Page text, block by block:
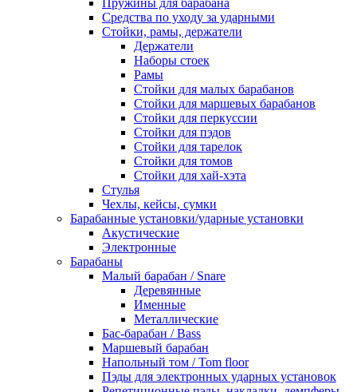
Пружины для барабана
Средства по уходу за ударными
Стойки, рамы, держатели
Держатели
Наборы стоек
Рамы
Стойки для малых барабанов
Стойки для маршевых барабанов
Стойки для перкуссии
Стойки для пэдов
Стойки для тарелок
Стойки для томов
Стойки для хай-хэта
Стулья
Чехлы, кейсы, сумки
Барабанные установки/ударные установки
Акустические
Электронные
Барабаны
Mалый барабан / Snare
Деревянные
Именные
Металлические
Бас-барабан / Bass
Маршевый барабан
Напольный том / Tom floor
Пэды для электронных ударных установок